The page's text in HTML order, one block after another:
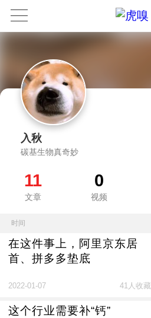
入秋
碳基生物真奇妙
11
文章
0
视频
时间
在这件事上，阿里京东居
首、拼多多垫底
2022-01-07 41人收藏
这个行业需要补“钙”